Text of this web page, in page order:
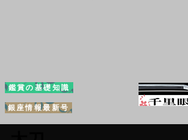
鑑賞の基礎知識
銀座情報最新号